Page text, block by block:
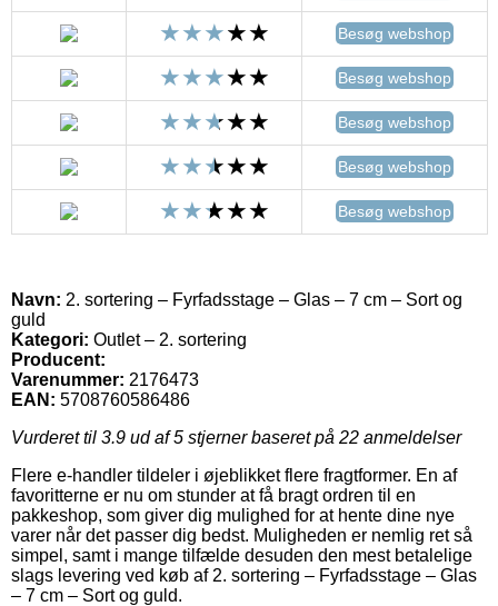
Besøg webshop
Besøg webshop
Besøg webshop
Besøg webshop
Besøg webshop
Navn: 2. sortering – Fyrfadsstage – Glas – 7 cm – Sort og
guld
Kategori: Outlet – 2. sortering
Producent:
Varenummer: 2176473
EAN: 5708760586486
Vurderet til 3.9 ud af 5 stjerner baseret på 22 anmeldelser
Flere e-handler tildeler i øjeblikket flere fragtformer. En af
favoritterne er nu om stunder at få bragt ordren til en
pakkeshop, som giver dig mulighed for at hente dine nye
varer når det passer dig bedst. Muligheden er nemlig ret så
simpel, samt i mange tilfælde desuden den mest betalelige
slags levering ved køb af 2. sortering – Fyrfadsstage – Glas
– 7 cm – Sort og guld.